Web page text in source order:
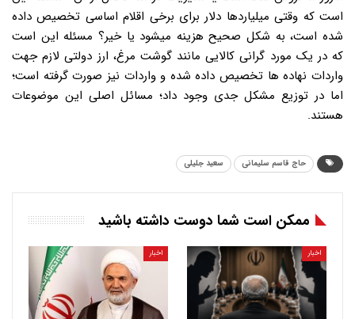
است که وقتی میلیاردها دلار برای برخی اقلام اساسی تخصیص داده
شده است، به شکل صحیح هزینه میشود یا خیر؟ مسئله این است
که در یک مورد گرانی کالایی مانند گوشت مرغ، ارز دولتی لازم جهت
واردات نهاده ها تخصیص داده شده و واردات نیز صورت گرفته است؛
اما در توزیع مشکل جدی وجود داد؛ مسائل اصلی این موضوعات
هستند.
حاج قاسم سلیمانی سعید جلیلی
ممکن است شما دوست داشته باشید
اخبار اخبار